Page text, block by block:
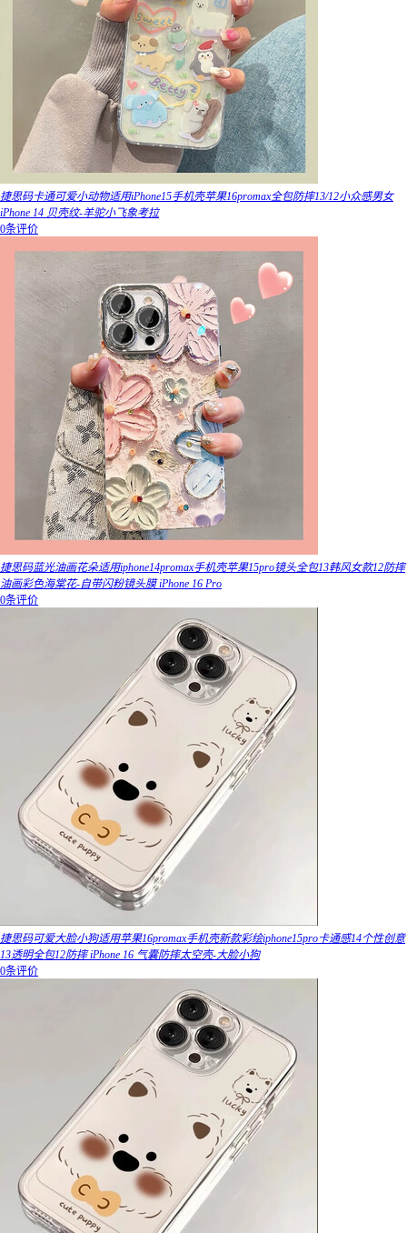
捷思码卡通可爱小动物适用iPhone15手机壳苹果16promax全包防摔13/12小众感男女
iPhone 14 贝壳纹-羊驼小飞象考拉
0条评价
捷思码蓝光油画花朵适用iphone14promax手机壳苹果15pro镜头全包13韩风女款12防摔
油画彩色海棠花-自带闪粉镜头膜 iPhone 16 Pro
0条评价
捷思码可爱大脸小狗适用苹果16promax手机壳新款彩绘iphone15pro卡通感14个性创意
13透明全包12防摔 iPhone 16 气囊防摔太空壳-大脸小狗
0条评价